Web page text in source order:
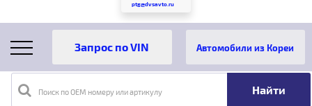
ptg@dvsavto.ru
Поиск по OEM номеру или артикулу
Автомобили из Кореи
Главная
Каталог товаров